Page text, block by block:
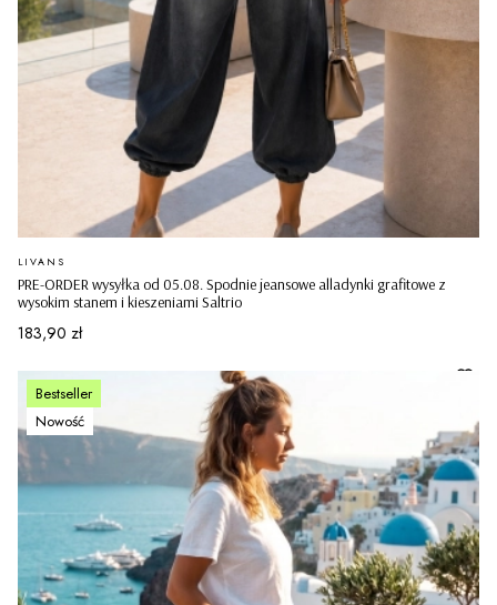
PRE-ORDER wysyłka od 05.08. Spodnie jeansowe alladynki grafitowe z
wysokim stanem i kieszeniami Saltrio
PRODUCENT
LIVANS
Cena
183,90 zł
Bestseller
Nowość